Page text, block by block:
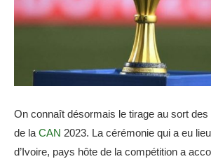
On connaît désormais le tirage au sort
de laCAN 2023. La cérémonie qui a eu
d’Ivoire, pays hôte de la compétition a